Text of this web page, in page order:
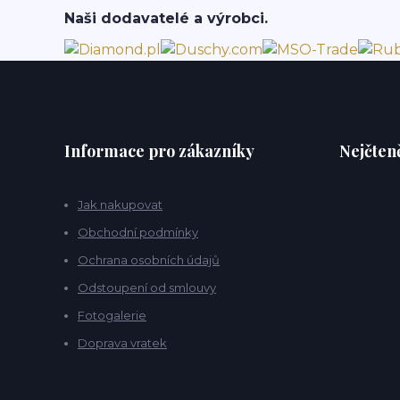
Naši dodavatelé a výrobci.
Informace pro zákazníky
Jak nakupovat
Obchodní podmínky
Ochrana osobních údajů
Odstoupení od smlouvy
Fotogalerie
Doprava vratek